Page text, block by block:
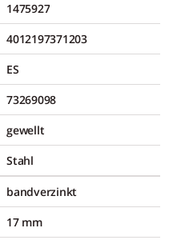
1475927
4012197371203
ES
73269098
gewellt
Stahl
bandverzinkt
17 mm